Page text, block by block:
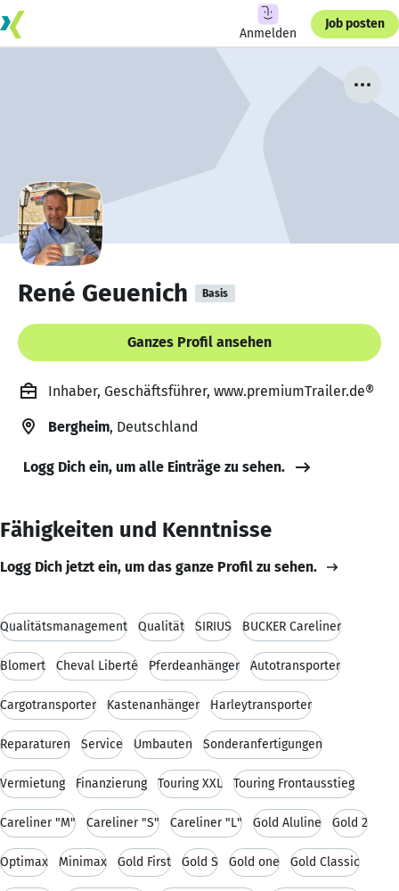
Anmelden
Job posten
René Geuenich Basis
Ganzes Profil ansehen
Inhaber, Geschäftsführer, www.premiumTrailer.de®
Bergheim, Deutschland
Logg Dich ein, um alle Einträge zu sehen.
Fähigkeiten und Kenntnisse
Logg Dich jetzt ein, um das ganze Profil zu sehen.
Qualitätsmanagement Qualität SIRIUS BÜCKER Careliner
Blomert Cheval Liberté Pferdeanhänger Autotransporter
Cargotransporter Kastenanhänger Harleytransporter
Reparaturen Service Umbauten Sonderanfertigungen
Vermietung Finanzierung Touring XXL Touring Frontausstieg
Careliner "M" Careliner "S" Careliner "L" Gold Aluline Gold 2
Optimax Minimax Gold First Gold S Gold one Gold Classic